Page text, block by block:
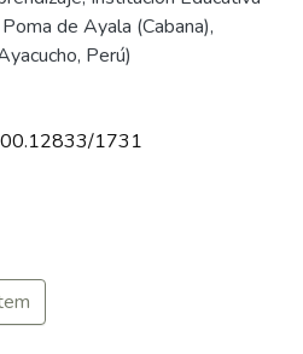
de Ayala (Cabana),
Perú)
1731